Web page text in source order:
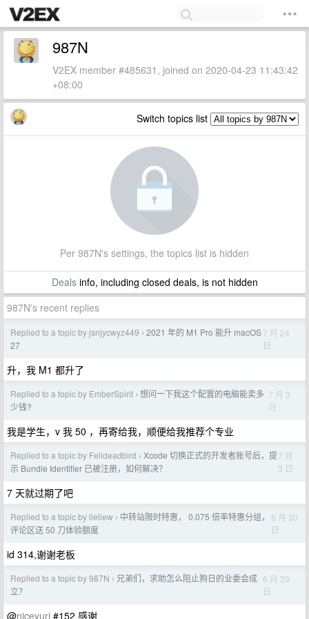
987N
V2EX member #485631, joined on 2020-04-23 11:43:42
+08:00
Switch topics list
Per 987N's settings, the topics list is hidden
Dealsinfo, including closed deals, is not hidden
987N's recent replies
Replied to a topic by jsnjycwyz449 › 2021 年的 M1 Pro 能升 macOS
27
7 月 24
日
升，我 M1 都升了
Replied to a topic by EmberSpirit › 想问一下我这个配置的电脑能卖多
少钱?
7 月 3
日
我是学生，v 我 50 ，再寄给我，顺便给我推荐个专业
Replied to a topic by Felldeadbird › Xcode 切换正式的开发者账号后，提
示 Bundle Identifier 已被注册，如何解决？
7 月
3 日
7 天就过期了吧
Replied to a topic by lieliew › 中转站限时特惠， 0.075 倍率特惠分组，
评论区送 50 刀体验额度
6 月 30
日
id 314,谢谢老板
Replied to a topic by 987N › 兄弟们，求助怎么阻止狗日的业委会成
立？
6 月 29
日
@niceyuri #152 感谢